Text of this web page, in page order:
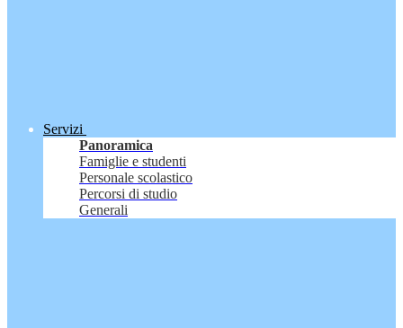
Servizi
Panoramica
Famiglie e studenti
Personale scolastico
Percorsi di studio
Generali